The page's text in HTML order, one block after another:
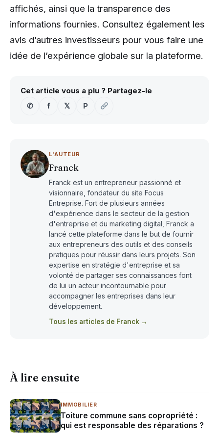
affichés, ainsi que la transparence des
informations fournies. Consultez également les
avis d’autres investisseurs pour vous faire une
idée de l’expérience globale sur la plateforme.
Cet article vous a plu ? Partagez-le
✆
f 𝕏 P
L'AUTEUR
Franck
Franck est un entrepreneur passionné et
visionnaire, fondateur du site Focus
Entreprise. Fort de plusieurs années
d'expérience dans le secteur de la gestion
d'entreprise et du marketing digital, Franck a
lancé cette plateforme dans le but de fournir
aux entrepreneurs des outils et des conseils
pratiques pour réussir dans leurs projets. Son
expertise en stratégie d'entreprise et sa
volonté de partager ses connaissances font
de lui un acteur incontournable pour
accompagner les entreprises dans leur
développement.
Tous les articles de Franck →
À lire ensuite
IMMOBILIER
Toiture commune sans copropriété :
qui est responsable des réparations ?